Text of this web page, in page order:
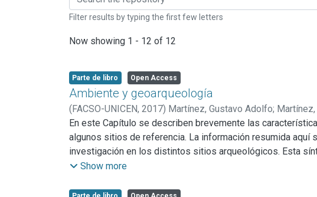
Filter results by typing the first few letters
Now showing 1 - 12 of 12
Parte de libro Open Access
Ambiente y geoarqueología
(FACSO-UNICEN, 2017) Martínez, Gustavo Adolfo;
En este Capítulo se describen brevemente las
algunos sitios de referencia. La información resumida
investigación en los distintos sitios arqueológicos. Esta
algunos sitios investigados en el CIRC, mientras que los
Los objetivos de este Capítulo son: a) reconocer los
Show more